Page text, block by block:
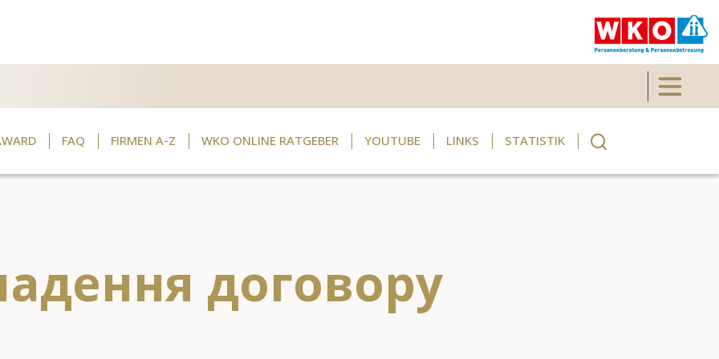
Toggle
FAQ FIRMEN A-Z WKO ONLINE RATGEBER YOUTUBE LINKS STATISTIK
договору